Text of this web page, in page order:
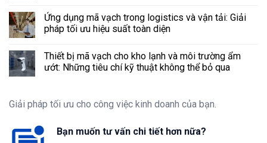
Ứng dụng mã vạch trong logistics và vận tải: Giải
pháp tối ưu hiệu suất toàn diện
Thiết bị mã vạch cho kho lạnh và môi trường ẩm
ướt: Những tiêu chí kỹ thuật không thể bỏ qua
Giải pháp tối ưu cho công việc kinh doanh của bạn.
Bạn muốn tư vấn chi tiết hơn nữa?